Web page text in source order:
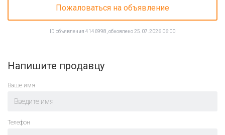
Пожаловаться на объявление
ID объявления 4146998, обновлено 25.07.2026 06:00
Напишите продавцу
Ваше имя
Телефон